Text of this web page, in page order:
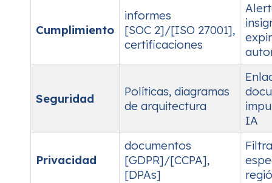
Cumplimiento
informes
[SOC 2]/[ISO 27001],
certificaciones
Seguridad
Políticas, diagramas
de arquitectura
IA
Privacidad
documentos
[GDPR]/[CCPA],
[DPAs]